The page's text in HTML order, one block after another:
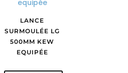
LANCE
SURMOULÉE LG
500MM KEW
EQUIPÉE